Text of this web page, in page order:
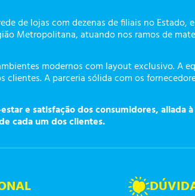
de lojas com dezenas de filiais no Estado,
Metropolitana, atuando nos ramos de
modernos com layout exclusivo. A
clientes. A parceria sólida com os
e satisfação dos consumidores,
cada um dos clientes.